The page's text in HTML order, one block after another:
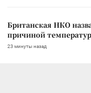
Британская НКО
причиной
23 минуты назад